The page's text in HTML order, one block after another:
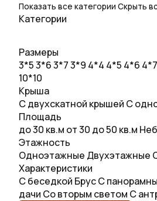
Показать все категории Скрыть
Категории
Размеры
3*53*63*73*9 4*4 4*5 4*6 4*7
10*10
Крыша
С двухскатной крышей С
Площадь
до 30 кв.м от 30 до 50 кв.м
Этажность
Одноэтажные Двухэтажные
Характеристики
С беседкой БрусС
дачи Со вторым светом С